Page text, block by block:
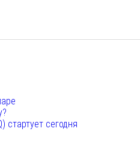
стартует сегодня